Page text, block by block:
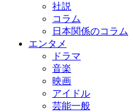
社説
コラム
日本関係のコラム
エンタメ
ドラマ
音楽
映画
アイドル
芸能一般